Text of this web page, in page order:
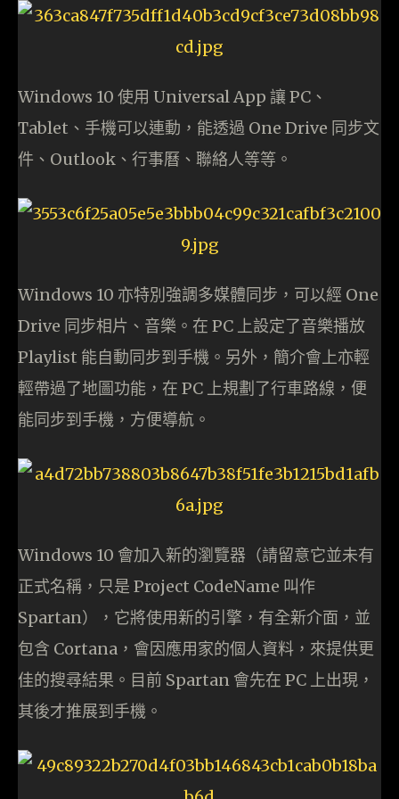
Windows 10 使用 Universal App 讓 PC、
Tablet、手機可以連動，能透過 One Drive 同步文
件、Outlook、行事曆、聯絡人等等。
Windows 10 亦特別強調多媒體同步，可以經 One
Drive 同步相片、音樂。在 PC 上設定了音樂播放
Playlist 能自動同步到手機。另外，簡介會上亦輕
輕帶過了地圖功能，在 PC 上規劃了行車路線，便
能同步到手機，方便導航。
Windows 10 會加入新的瀏覽器（請留意它並未有
正式名稱，只是 Project CodeName 叫作
Spartan），它將使用新的引擎，有全新介面，並
包含 Cortana，會因應用家的個人資料，來提供更
佳的搜尋結果。目前 Spartan 會先在 PC 上出現，
其後才推展到手機。